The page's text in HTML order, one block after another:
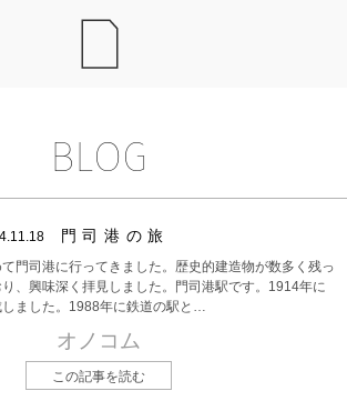
BLOG
門司港の旅
門司港に行ってきました。歴史的建造物が数多く残っ
、興味深く拝見しました。門司港駅です。1914年に
ました。1988年に鉄道の駅と…
オノコム
この記事を読む